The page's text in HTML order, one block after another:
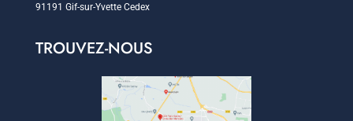
91191 Gif-sur-Yvette Cedex
TROUVEZ-NOUS